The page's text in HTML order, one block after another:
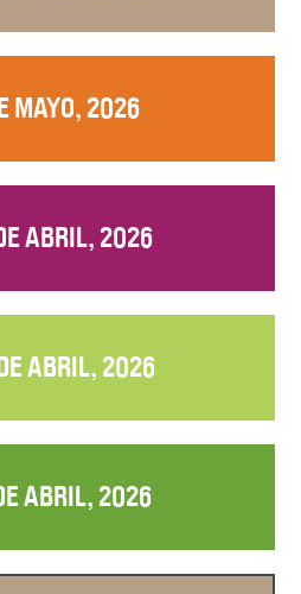
MAYO, 2026
ABRIL, 2026
ABRIL, 2026
ABRIL, 2026